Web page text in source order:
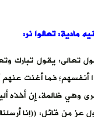
مادية: تعالوا نر:
فما أغنت
وهي ظالمة، إن
الناس، وذلك يوم مشهود) 96-103